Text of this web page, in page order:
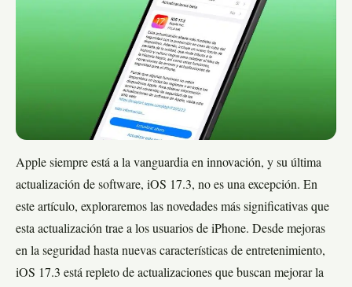
Apple siempre está a la vanguardia en innovación, y su última
actualización de software, iOS 17.3, no es una excepción. En
este artículo, exploraremos las novedades más significativas que
esta actualización trae a los usuarios de iPhone. Desde mejoras
en la seguridad hasta nuevas características de entretenimiento,
iOS 17.3 está repleto de actualizaciones que buscan mejorar la